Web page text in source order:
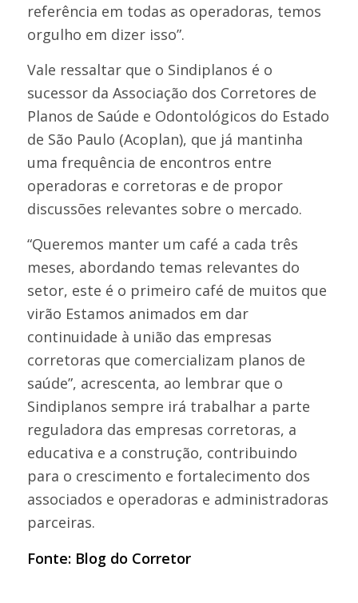
referência em todas as operadoras, temos
orgulho em dizer isso”.
Vale ressaltar que o Sindiplanos é o
sucessor da Associação dos Corretores de
Planos de Saúde e Odontológicos do Estado
de São Paulo (Acoplan), que já mantinha
uma frequência de encontros entre
operadoras e corretoras e de propor
discussões relevantes sobre o mercado.
“Queremos manter um café a cada três
meses, abordando temas relevantes do
setor, este é o primeiro café de muitos que
virão Estamos animados em dar
continuidade à união das empresas
corretoras que comercializam planos de
saúde”, acrescenta, ao lembrar que o
Sindiplanos sempre irá trabalhar a parte
reguladora das empresas corretoras, a
educativa e a construção, contribuindo
para o crescimento e fortalecimento dos
associados e operadoras e administradoras
parceiras.
Fonte: Blog do Corretor